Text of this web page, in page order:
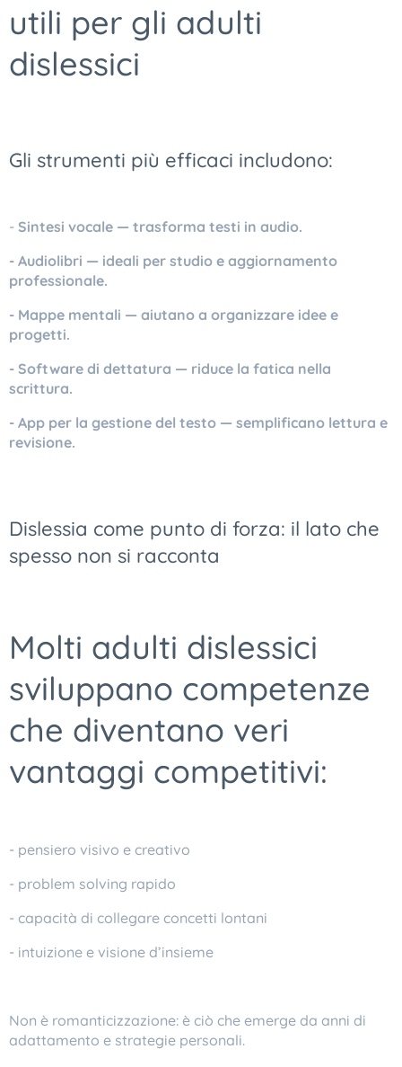
utili per gli adulti
dislessici
Gli strumenti più efficaci includono:
- Sintesi vocale — trasforma testi in audio.
- Audiolibri — ideali per studio e aggiornamento
professionale.
- Mappe mentali — aiutano a organizzare idee e
progetti.
- Software di dettatura — riduce la fatica nella
scrittura.
- App per la gestione del testo — semplificano lettura e
revisione.
Dislessia come punto di forza: il lato che
spesso non si racconta
Molti adulti dislessici
sviluppano competenze
che diventano veri
vantaggi competitivi:
- pensiero visivo e creativo
- problem solving rapido
- capacità di collegare concetti lontani
- intuizione e visione d’insieme
Non è romanticizzazione: è ciò che emerge da anni di
adattamento e strategie personali.